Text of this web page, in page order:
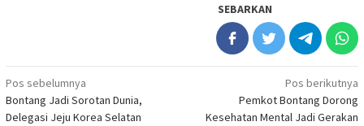
SEBARKAN
Navigasi
pos
Pos sebelumnya
Bontang Jadi Sorotan Dunia,
Delegasi Jeju Korea Selatan
Pos berikutnya
Pemkot Bontang Dorong
Kesehatan Mental Jadi Gerakan